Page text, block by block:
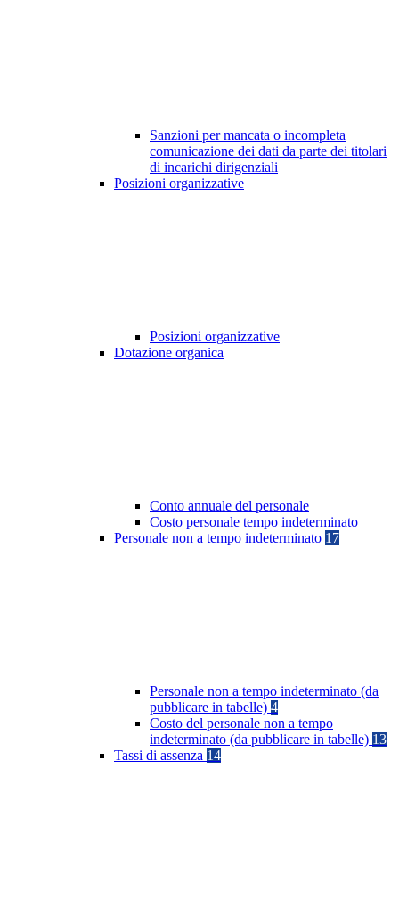
Sanzioni per mancata o incompleta
comunicazione dei dati da parte dei titolari
di incarichi dirigenziali
Posizioni organizzative
Posizioni organizzative
Dotazione organica
Conto annuale del personale
Costo personale tempo indeterminato
Personale non a tempo indeterminato 17
Personale non a tempo indeterminato (da
pubblicare in tabelle) 4
Costo del personale non a tempo
indeterminato (da pubblicare in tabelle) 13
Tassi di assenza 14